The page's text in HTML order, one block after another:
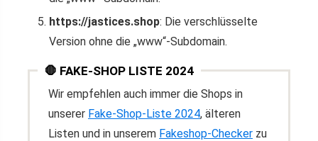
https://jastices.shop: Die verschlüsselte
Version ohne die „www“-Subdomain.
🛑 FAKE-SHOP LISTE 2024
Wir empfehlen auch immer die Shops in
unserer Fake-Shop-Liste 2024, älteren
Listen und in unserem Fakeshop-Checker zu